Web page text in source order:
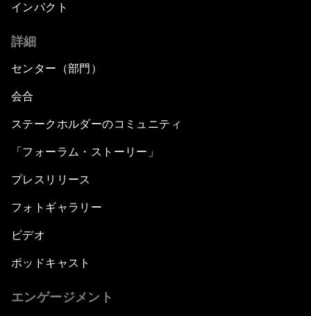
インパクト
詳細
センター（部門）
会合
ステークホルダーのコミュニティ
「フォーラム・ストーリー」
プレスリリース
フォトギャラリー
ビデオ
ポッドキャスト
エンゲージメント